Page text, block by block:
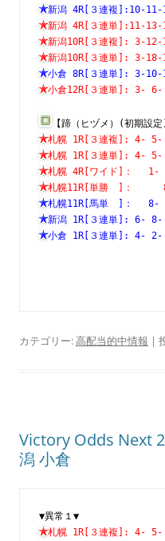
新潟 4R[３連複
新潟 4R[３連単
新潟10R[３連複]: 3-
新潟10R[３連単]: 3-
小倉 8R[３連単]:
小倉12R[３連単
【蹄（ヒヅメ）(初期設定)
札幌 1R[３連複]:
札幌 1R[３連単]:
札幌 4R[ワイド]
札幌11R[単勝　]：　　
札幌11R[馬単　]：　
新潟 1R[３連単
小倉 1R[３連単
カテゴリー:高配当的中情報 |
Victory Odds Next
潟 小倉
▼異常１▼
札幌 1R[３連複]: